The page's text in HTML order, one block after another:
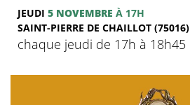
JEUDI 5 NOVEMBRE À 17H
SAINT-PIERRE DE CHAILLOT (75016)
chaque jeudi de 17h à 18h45